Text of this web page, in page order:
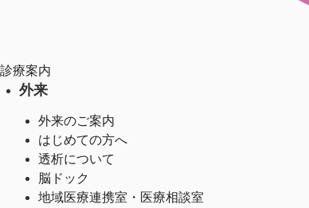
診療案内
外来
外来のご案内
はじめての方へ
透析について
脳ドック
地域医療連携室・医療相談室